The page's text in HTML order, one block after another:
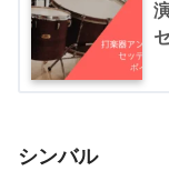
シンバル